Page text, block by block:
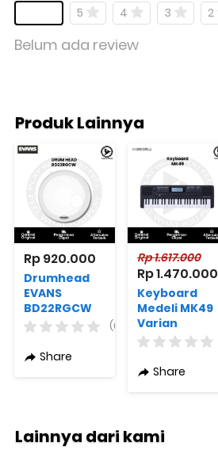
5 4 3 2
Belum ada review
Produk Lainnya
Rp 920.000
Drumhead
EVANS
BD22RGCW
EQ3
Coated
(0)
Share
Rp 1.617.000
Rp 1.470.000
Keyboard
Medeli MK49
Varian
Warna
Share
Lainnya dari kami